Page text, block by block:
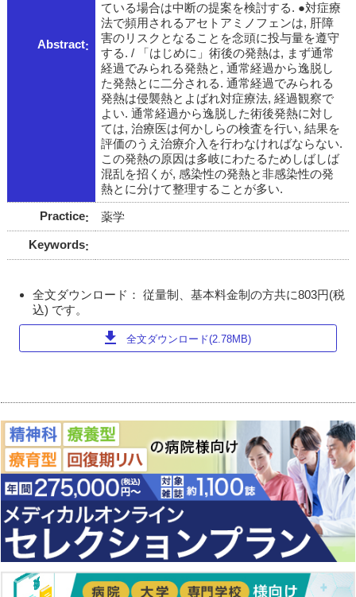
Abstract
ている場合は中断の提案を検討する. ●対症療
法で頻用されるアセトアミノフェンは, 肝障
害のリスクとなることを念頭に投与量を遵守
する. / 「はじめに」術後の発熱は, まず通常
経過でみられる発熱と, 通常経過から逸脱し
た発熱とに二分される. 通常経過でみられる
発熱は侵襲熱とよばれ対症療法, 経過観察で
よい. 通常経過から逸脱した術後発熱に対し
ては, 治療医は何かしらの検査を行い, 結果を
評価のうえ治療介入を行わなければならない.
この発熱の原因は多岐にわたるためしばしば
混乱を招くが, 感染性の発熱と非感染性の発
熱とに分けて整理することが多い.
Practice
薬学
Keywords
全文ダウンロード： 従量制、基本料金制の方共に803円(税
込) です。
download 全文ダウンロード(2.78MB)